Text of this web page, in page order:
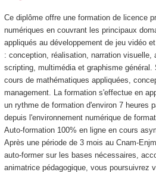
Ce diplôme offre une formation de licence
numériques en couvrant les principaux
appliqués au développement de jeu vidéo
: conception, réalisation, narration visuelle,
scripting, multimédia et graphisme
cours de mathématiques appliquées,
management. La formation s'effectue en
un rythme de formation d'environ 7 heures
depuis l'environnement numérique de
Auto-formation 100% en ligne en cours
Après une période de 3 mois au Cnam-
auto-former sur les bases nécessaires,
animatrice pédagogique, vous poursuivrez